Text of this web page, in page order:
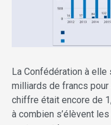
La Confédération à
milliards de francs pour
chiffre était encore de
à combien s’élèvent